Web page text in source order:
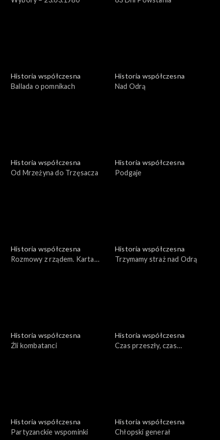
Historia współczesna
Ballada o pomnikach
Historia współczesna
Nad Odrą
Historia współczesna
Od Mrzeżyna do Trzęsacza
Historia współczesna
Podgaje
Historia współczesna
Rozmowy z rządem. Karta
Historia współczesna
Trzymamy straż nad Odrą
Historia współczesna
Źli kombatanci
Historia współczesna
Czas przeszły, czas
Historia współczesna
Partyzanckie wspominki
Historia współczesna
Chłopski generał